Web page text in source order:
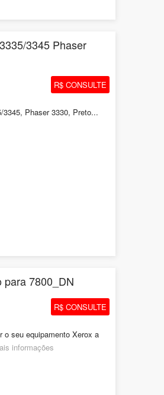
3345 Phaser
R$ CONSULTE
3345, Phaser 3330, Preto...
para 7800_DN
R$ CONSULTE
o seu equipamento Xerox a
informações